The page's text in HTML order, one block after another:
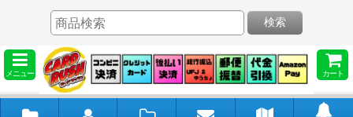
メニュー カート
検索